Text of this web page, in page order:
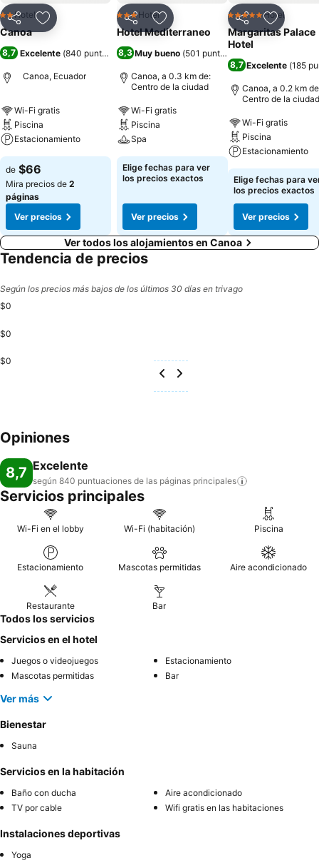
CompartirAgregar a favoritos
2 Estrellas
Hotel
Canoa
8,7 Excelente (840 puntuaciones)
Canoa, Ecuador
Wi-Fi gratis
Piscina
Estacionamiento
de $66
Mira precios de 2
páginas
Ver precios
CompartirAgregar a favoritos
3 Estrellas
Hotel
Hotel Mediterraneo
8,3 Muy bueno (501 puntuaciones
Canoa, a 0.3 km de:
Centro de la ciudad
Wi-Fi gratis
Piscina
Spa
Elige fechas para ver
los precios exactos
Ver precios
CompartirAgregar
5 EstrellasHotel
Margaritas Palace
Hotel
8,7 Excelente (185
Canoa, a 0.2 km
Centro de la ciudad
Wi-Fi gratis
Piscina
Estacionamiento
Elige fechas para
los precios exactos
Ver precios
Ver todos los alojamientos en Canoa
Tendencia de precios
Según los precios más bajos de los últimos 30 días en trivago
$0
$0
$0
Opiniones
8,7 Excelente
según 840 puntuaciones de las páginas principales
Servicios principales
Wi-Fi en el lobby Wi-Fi (habitación) Piscina
Estacionamiento Mascotas permitidas Aire acondicionado
Restaurante Bar
Todos los servicios
Servicios en el hotel
Juegos o videojuegos
Estacionamiento
Mascotas permitidas
Bar
Ver más
Bienestar
Sauna
Servicios en la habitación
Baño con ducha
Aire acondicionado
TV por cable
Wifi gratis en las habitaciones
Instalaciones deportivas
Yoga